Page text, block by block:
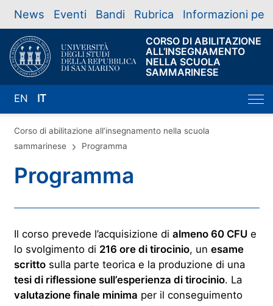
News Eventi Bandi Rubrica Informazioni per
CORSO DI ABILITAZIONE
ALL’INSEGNAMENTO
NELLA SCUOLA
SAMMARINESE
EN IT
Corso di abilitazione all’insegnamento nella scuola
sammarinese
Programma
Programma
Il corso prevede l’acquisizione di almeno 60 CFUe
lo svolgimento di 216 ore di tirocinio, un esame
scrittosulla parte teorica e la produzione di una
tesi di riflessione sull’esperienza di tirocinio. La
valutazione finale minima per il conseguimento